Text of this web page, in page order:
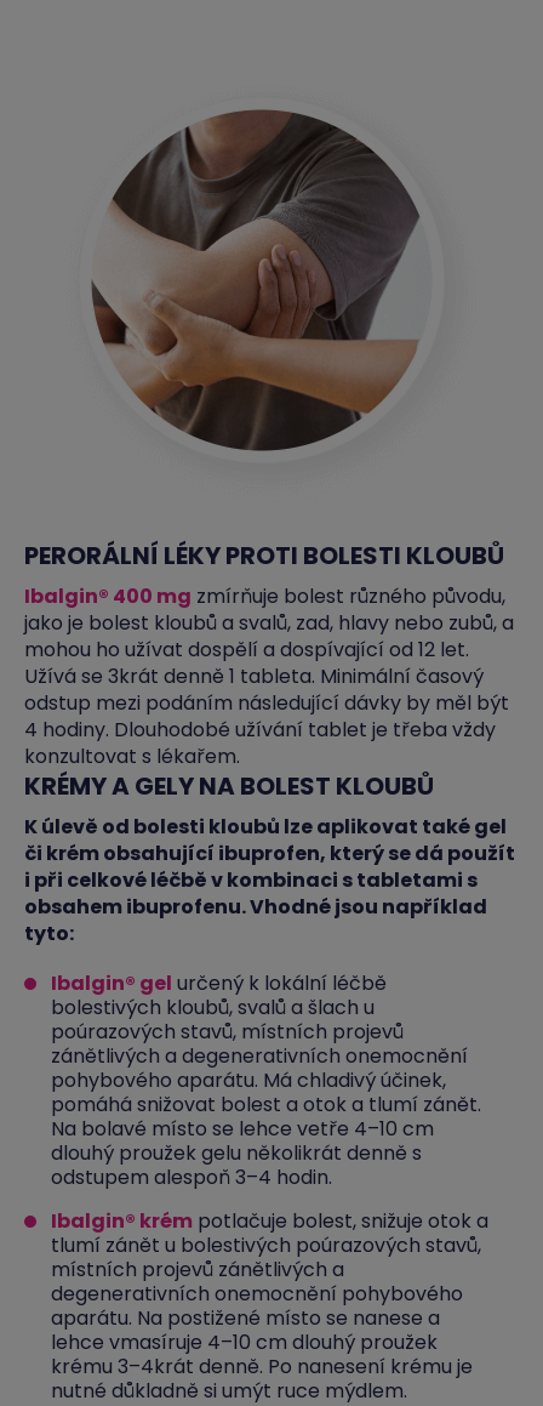
PERORÁLNÍ LÉKY PROTI BOLESTI KLOUBŮ
Ibalgin® 400 mg zmírňuje bolest různého původu,
jako je bolest kloubů a svalů, zad, hlavy nebo zubů, a
mohou ho užívat dospělí a dospívající od 12 let.
Užívá se 3krát denně 1 tableta. Minimální časový
odstup mezi podáním následující dávky by měl být
4 hodiny. Dlouhodobé užívání tablet je třeba vždy
konzultovat s lékařem.
KRÉMY A GELY NA BOLEST KLOUBŮ
K úlevě od bolesti kloubů lze aplikovat také gel
či krém obsahující ibuprofen, který se dá použít
i při celkové léčbě v kombinaci s tabletami s
obsahem ibuprofenu. Vhodné jsou například
tyto:
Ibalgin® gel určený k lokální léčbě
bolestivých kloubů, svalů a šlach u
poúrazových stavů, místních projevů
zánětlivých a degenerativních onemocnění
pohybového aparátu. Má chladivý účinek,
pomáhá snižovat bolest a otok a tlumí zánět.
Na bolavé místo se lehce vetře 4–10 cm
dlouhý proužek gelu několikrát denně s
odstupem alespoň 3–4 hodin.
Ibalgin® krém potlačuje bolest, snižuje otok a
tlumí zánět u bolestivých poúrazových stavů,
místních projevů zánětlivých a
degenerativních onemocnění pohybového
aparátu. Na postižené místo se nanese a
lehce vmasíruje 4–10 cm dlouhý proužek
krému 3–4krát denně. Po nanesení krému je
nutné důkladně si umýt ruce mýdlem.